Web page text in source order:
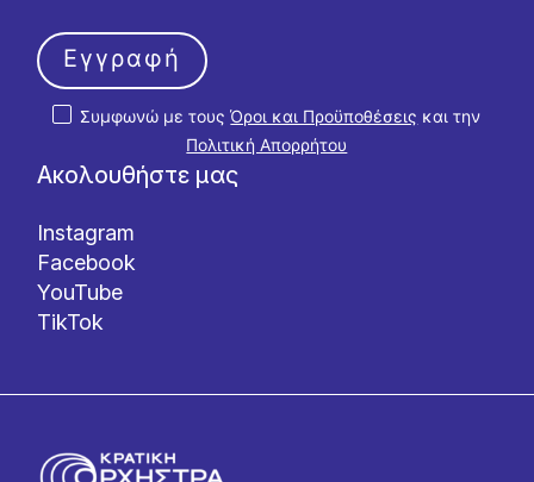
Ακολουθήστε μας
Instagram
Facebook
YouTube
TikTok
Συμφωνώ με τουςΌροι και Προϋποθέσεις και την
Πολιτική Απορρήτου
Εγγραφή